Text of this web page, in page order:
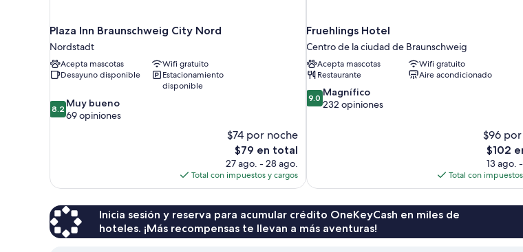
Plaza Inn Braunschweig City Nord
Nordstadt
Acepta mascotas
Wifi gratuito
Desayuno disponible
Estacionamiento
disponible
8.2
de
8.2 Muy bueno
69 opiniones
$74 por noche
El
precio
actual
es
$79
$79 en total
27 ago. - 28 ago.
Total con impuestos y cargos
Fruehlings Hotel
Centro de la ciudad de Braunschweig
Acepta mascotas
Wifi gratuito
Restaurante
Aire acondicionado
9.0
de
9.0 Magnífico
232 opiniones
$96
El
precio
actual
es
$102
13 ago.
Total con
Inicia sesión y reserva para acumular crédito OneKeyCash en miles de
hoteles. ¡Más recompensas te llevan a más aventuras!